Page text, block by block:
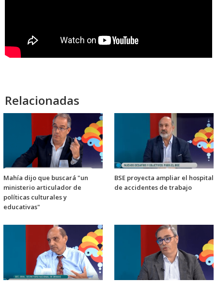
Relacionadas
Mahía dijo que buscará "un
ministerio articulador de
políticas culturales y
educativas"
BSE proyecta ampliar el hospital
de accidentes de trabajo